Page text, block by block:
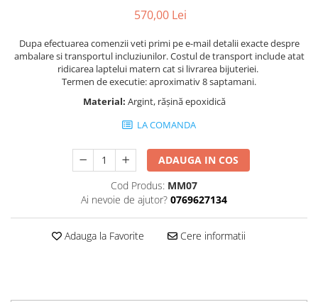
570,00 Lei
Dupa efectuarea comenzii veti primi pe e-mail detalii exacte despre
ambalare si transportul incluziunilor. Costul de transport include atat
ridicarea laptelui matern cat si livrarea bijuteriei.
Termen de executie: aproximativ 8 saptamani.
Material: Argint, rășină epoxidică
LA COMANDA
ADAUGA IN COS
Cod Produs: MM07
Ai nevoie de ajutor? 0769627134
Adauga la Favorite Cere informatii